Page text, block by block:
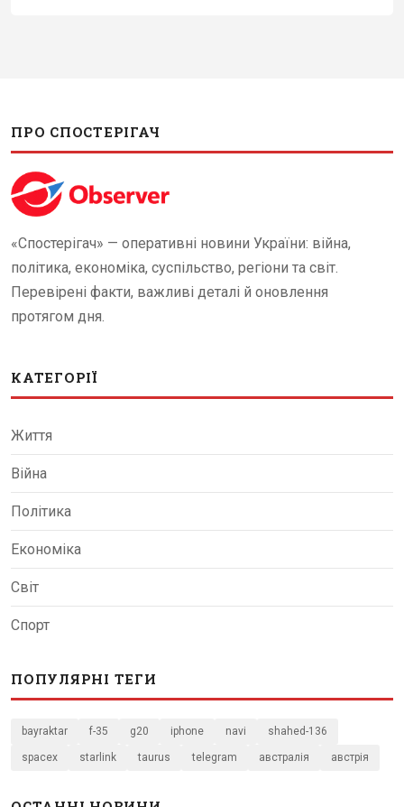
ПРО СПОСТЕРІГАЧ
«Спостерігач» — оперативні новини України: війна,
політика, економіка, суспільство, регіони та світ.
Перевірені факти, важливі деталі й оновлення
протягом дня.
КАТЕГОРІЇ
Життя
Війна
Політика
Економіка
Світ
Спорт
ПОПУЛЯРНІ ТЕГИ
bayraktar f-35 g20 iphone navi shahed-136
spacex starlink taurus telegram австралія австрія